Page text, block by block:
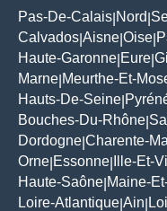
Pas-De-Calais Nord
Calvados Aisne Oise
Haute-Garonne Eure
Marne Meurthe-Et-
Hauts-De-Seine
Bouches-Du-Rhône
Dordogne Charente-
Orne Essonne Ille-Et-
Haute-Saône Maine-
Loire-Atlantique Ain